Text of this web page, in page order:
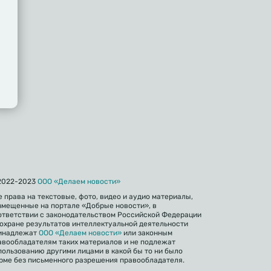
2023 ООО «Делаем новости»
права на текстовые, фото, видео и аудио материалы,
на портале «Добрые новости», в
с законодательством Российской Федерации
результатов интеллектуальной деятельности
ООО «Делаем новости» или законным
таких материалов и не подлежат
другими лицами в какой бы то ни было
без письменного разрешения правообладателя.